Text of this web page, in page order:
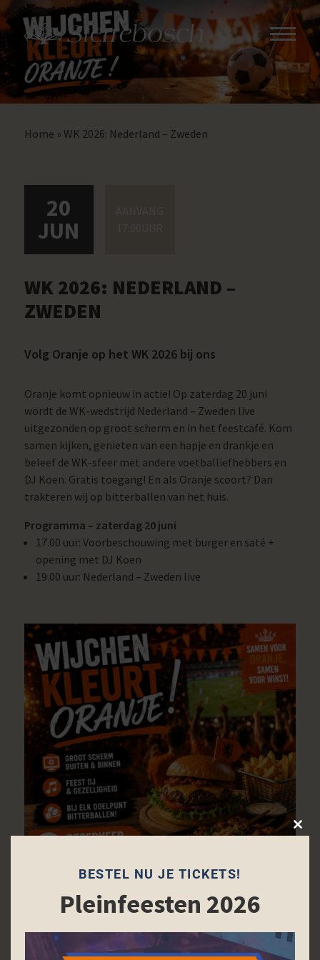
Home » WK 2026: Nederland – Zweden
20
JUN
WK 2026: NEDERLAND –
ZWEDEN
Volg Oranje op het WK 2026 bij ons
Oranje komt opnieuw in actie! Op zaterdag 20 juni
wordt de WK-wedstrijd Nederland – Zweden live
uitgezonden op groot scherm en in het feestcafé. Kom
samen kijken, genieten van een hapje en drankje en
beleef de WK-sfeer met andere voetballiefhebbers en
DJ Koen. Gratis toegang! En als Oranje scoort? Dan
trakteren wij op bitterballen van het huis.
Programma – zaterdag 20 juni
17.00 uur: Voorbeschouwing met burger en saté +
opening met DJ Koen
19.00 uur: Nederland – Zweden live
Terug naar agenda Bestel tickets
Close
BESTEL NU JE TICKETS!
Pleinfeesten 2026